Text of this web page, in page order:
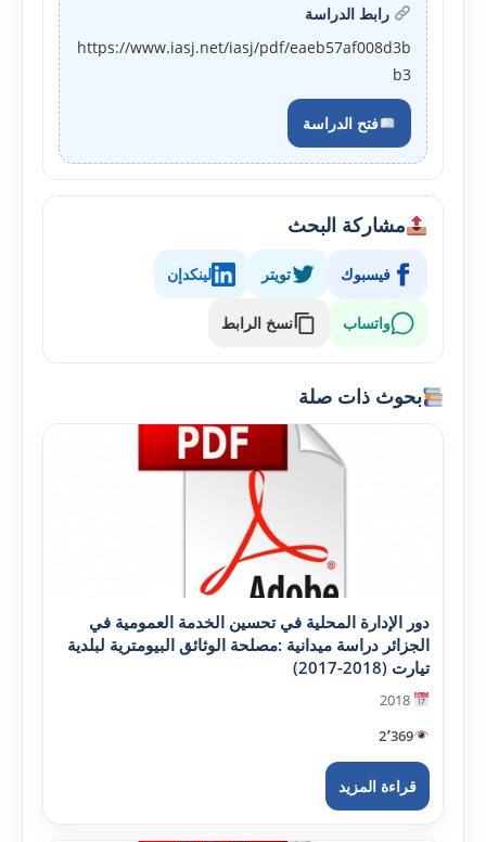
رابط الدراسة
https://www.iasj.net/iasj/pdf/eaeb57af008d3b
b3
فتح الدراسة
مشاركة البحث
فيسبوك تويتر لينكدإن
واتساب نسخ الرابط
بحوث ذات صلة
دور الإدارة المحلية في تحسين الخدمة العمومية في
الجزائر دراسة ميدانية :مصلحة الوثائق البيومترية لبلدية
تيارت (2018-2017)
2٬369
قراءة المزيد